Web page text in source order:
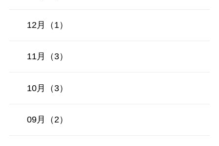
12月（1）
11月（3）
10月（3）
09月（2）